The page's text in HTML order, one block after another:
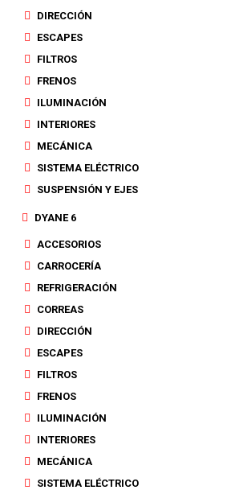
DIRECCIÓN
ESCAPES
FILTROS
FRENOS
ILUMINACIÓN
INTERIORES
MECÁNICA
SISTEMA ELÉCTRICO
SUSPENSIÓN Y EJES
DYANE 6
ACCESORIOS
CARROCERÍA
REFRIGERACIÓN
CORREAS
DIRECCIÓN
ESCAPES
FILTROS
FRENOS
ILUMINACIÓN
INTERIORES
MECÁNICA
SISTEMA ELÉCTRICO